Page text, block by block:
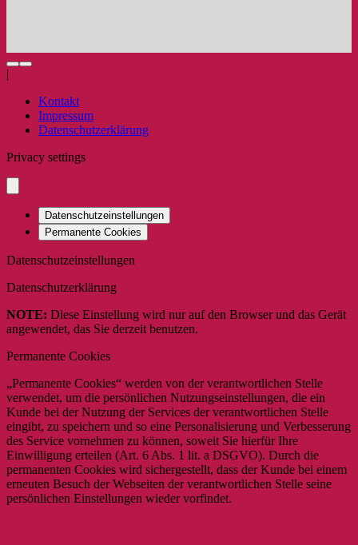
|
Kontakt
Impressum
Datenschutzerklärung
Privacy settings
Datenschutzeinstellungen
Permanente Cookies
Datenschutzeinstellungen
Datenschutzerklärung
NOTE: Diese Einstellung wird nur auf den Browser und das Gerät
angewendet, das Sie derzeit benutzen.
Permanente Cookies
„Permanente Cookies“ werden von der verantwortlichen Stelle
verwendet, um die persönlichen Nutzungseinstellungen, die ein
Kunde bei der Nutzung der Services der verantwortlichen Stelle
eingibt, zu speichern und so eine Personalisierung und Verbesserung
des Service vornehmen zu können, soweit Sie hierfür Ihre
Einwilligung erteilen (Art. 6 Abs. 1 lit. a DSGVO). Durch die
permanenten Cookies wird sichergestellt, dass der Kunde bei einem
erneuten Besuch der Webseiten der verantwortlichen Stelle seine
persönlichen Einstellungen wieder vorfindet.